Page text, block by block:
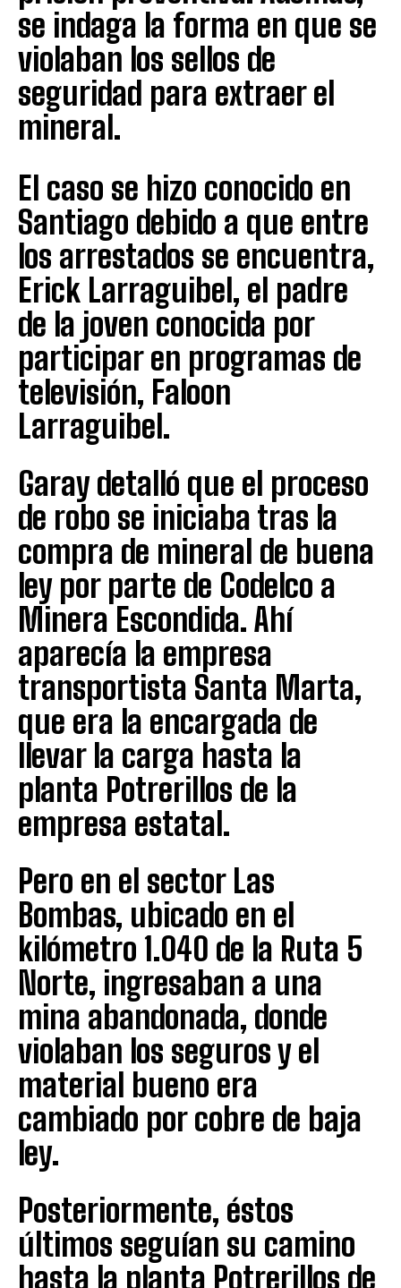
se indaga la forma en que se
violaban los sellos de
seguridad para extraer el
mineral.
El caso se hizo conocido en
Santiago debido a que entre
los arrestados se encuentra,
Erick Larraguibel, el padre
de la joven conocida por
participar en programas de
televisión, Faloon
Larraguibel.
Garay detalló que el proceso
de robo se iniciaba tras la
compra de mineral de buena
ley por parte de Codelco a
Minera Escondida. Ahí
aparecía la empresa
transportista Santa Marta,
que era la encargada de
llevar la carga hasta la
planta Potrerillos de la
empresa estatal.
Pero en el sector Las
Bombas, ubicado en el
kilómetro 1.040 de la Ruta 5
Norte, ingresaban a una
mina abandonada, donde
violaban los seguros y el
material bueno era
cambiado por cobre de baja
ley.
Posteriormente, éstos
últimos seguían su camino
hasta la planta Potrerillos de